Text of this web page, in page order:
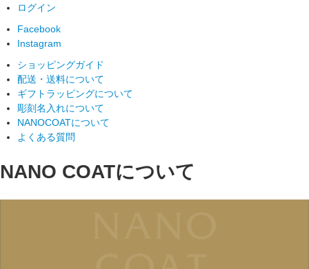
ログイン
Facebook
Instagram
ショッピングガイド
配送・送料について
ギフトラッピングについて
彫刻名入れについて
NANOCOATについて
よくある質問
NANO COATについて